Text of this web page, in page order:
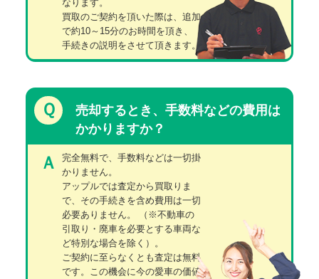
なります。
買取のご契約を頂いた際は、追加
で約10～15分のお時間を頂き、
手続きの説明をさせて頂きます。
Ｑ
売却するとき、手数料などの費用は
かかりますか？
Ａ
完全無料で、手数料などは一切掛
かりません。
アップルでは査定から買取りま
で、その手続きを含め費用は一切
必要ありません。
（※不動車の
引取り・廃車を必要とする車両な
ど特別な場合を除く）。
ご契約に至らなくとも査定は無料
です。この機会に今の愛車の価値